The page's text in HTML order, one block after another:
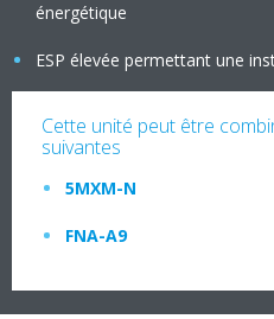
énergétique
ESP élevée permettant une
Cette unité peut être
suivantes
5MXM-N
FNA-A9